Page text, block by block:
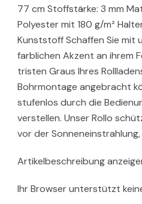
77 cm Stoffstärke: 3 mm
Polyester mit 180 g/m²
Kunststoff Schaffen Sie mit
farblichen Akzent an ihrem
tristen Graus Ihres
Bohrmontage angebracht
stufenlos durch die
verstellen. Unser Rollo
vor der
Artikelbeschreibung
Ihr Browser unterstützt